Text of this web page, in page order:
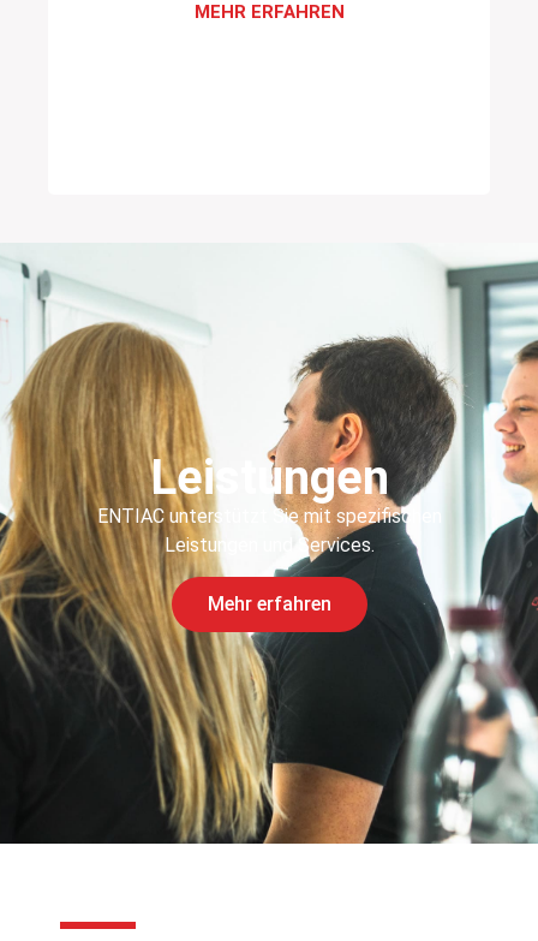
MEHR ERFAHREN
Leistungen
ENTIAC unterstützt Sie mit spezifischen
Leistungen und Services.
Mehr erfahren